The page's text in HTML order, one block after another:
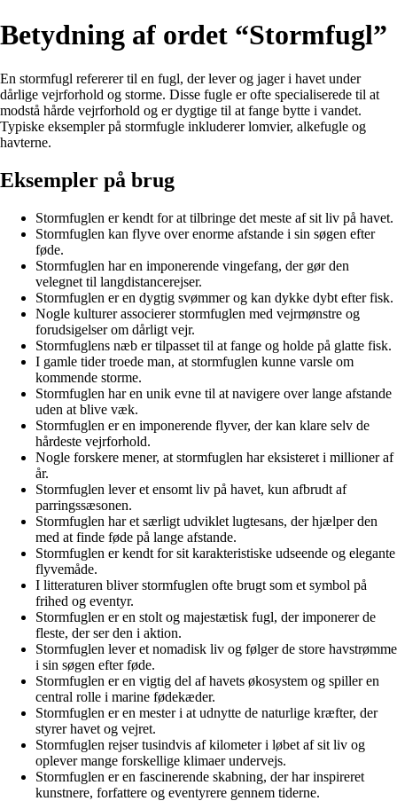
Betydning af ordet “Stormfugl”
En stormfugl refererer til en fugl, der lever og jager i havet under
dårlige vejrforhold og storme. Disse fugle er ofte specialiserede til at
modstå hårde vejrforhold og er dygtige til at fange bytte i vandet.
Typiske eksempler på stormfugle inkluderer lomvier, alkefugle og
havterne.
Eksempler på brug
Stormfuglen er kendt for at tilbringe det meste af sit liv på havet.
Stormfuglen kan flyve over enorme afstande i sin søgen efter
føde.
Stormfuglen har en imponerende vingefang, der gør den
velegnet til langdistancerejser.
Stormfuglen er en dygtig svømmer og kan dykke dybt efter fisk.
Nogle kulturer associerer stormfuglen med vejrmønstre og
forudsigelser om dårligt vejr.
Stormfuglens næb er tilpasset til at fange og holde på glatte fisk.
I gamle tider troede man, at stormfuglen kunne varsle om
kommende storme.
Stormfuglen har en unik evne til at navigere over lange afstande
uden at blive væk.
Stormfuglen er en imponerende flyver, der kan klare selv de
hårdeste vejrforhold.
Nogle forskere mener, at stormfuglen har eksisteret i millioner af
år.
Stormfuglen lever et ensomt liv på havet, kun afbrudt af
parringssæsonen.
Stormfuglen har et særligt udviklet lugtesans, der hjælper den
med at finde føde på lange afstande.
Stormfuglen er kendt for sit karakteristiske udseende og elegante
flyvemåde.
I litteraturen bliver stormfuglen ofte brugt som et symbol på
frihed og eventyr.
Stormfuglen er en stolt og majestætisk fugl, der imponerer de
fleste, der ser den i aktion.
Stormfuglen lever et nomadisk liv og følger de store havstrømme
i sin søgen efter føde.
Stormfuglen er en vigtig del af havets økosystem og spiller en
central rolle i marine fødekæder.
Stormfuglen er en mester i at udnytte de naturlige kræfter, der
styrer havet og vejret.
Stormfuglen rejser tusindvis af kilometer i løbet af sit liv og
oplever mange forskellige klimaer undervejs.
Stormfuglen er en fascinerende skabning, der har inspireret
kunstnere, forfattere og eventyrere gennem tiderne.